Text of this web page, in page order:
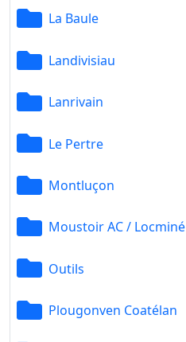
La Baule
Landivisiau
Lanrivain
Le Pertre
Montluçon
Moustoir AC / Locminé
Outils
Plougonven Coatélan